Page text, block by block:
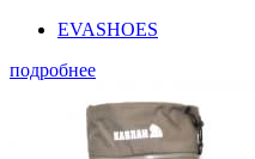
EVASHOES
подробнее